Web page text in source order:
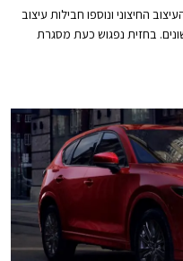
החיצוני ונוספו חבילות עיצוב
בחזית נפגוש כעת מסגרת
גוון זהוב חדש. תא
המושבים הקדמיים תוכננו מחדש
עברו כיול מחדש ונוספו